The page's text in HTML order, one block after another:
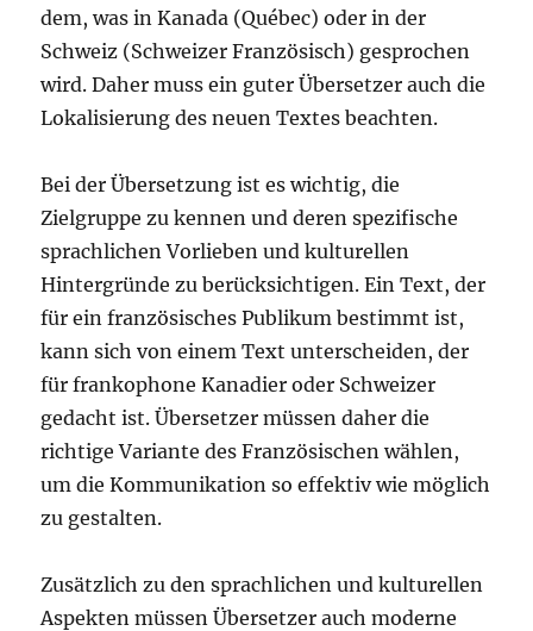
dem, was in Kanada (Québec) oder in der
Schweiz (Schweizer Französisch) gesprochen
wird. Daher muss ein guter Übersetzer auch die
Lokalisierung des neuen Textes beachten.
Bei der Übersetzung ist es wichtig, die
Zielgruppe zu kennen und deren spezifische
sprachlichen Vorlieben und kulturellen
Hintergründe zu berücksichtigen. Ein Text, der
für ein französisches Publikum bestimmt ist,
kann sich von einem Text unterscheiden, der
für frankophone Kanadier oder Schweizer
gedacht ist. Übersetzer müssen daher die
richtige Variante des Französischen wählen,
um die Kommunikation so effektiv wie möglich
zu gestalten.
Zusätzlich zu den sprachlichen und kulturellen
Aspekten müssen Übersetzer auch moderne